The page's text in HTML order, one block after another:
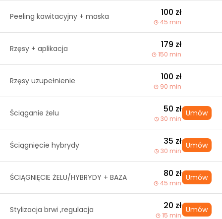
Peeling kawitacyjny + maska 100 zł
45 min
Rzęsy + aplikacja 179 zł
150 min
Rzęsy uzupełnienie 100 zł
90 min
Ściąganie żelu 50 zł
30 min
Umów
Ściągnięcie hybrydy 35 zł
30 min
Umów
ŚCIĄGNIĘCIE ŻELU/HYBRYDY + BAZA 80 zł
45 min
Umów
Stylizacja brwi ,regulacja 20 zł
15 min
Umów